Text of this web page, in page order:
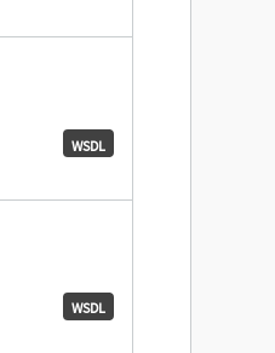
WSDL
WSDL